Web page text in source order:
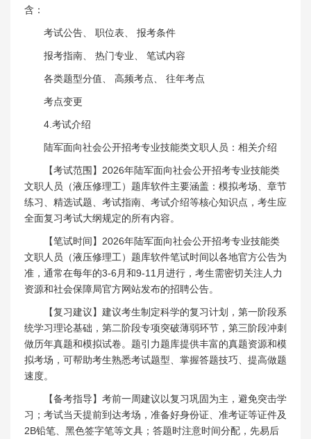
含：
考试公告、 职位表、 报考条件
报考指南、 热门专业、 笔试内容
各类题型分值、 高频考点、 往年考点
考点变更
4.考试介绍
陆军面向社会公开招考专业技能类文职人员：相关介绍
【考试范围】2026年陆军面向社会公开招考专业技能类
文职人员（液压修理工）题库软件主要涵盖：模拟考场、章节
练习、精选试题、考试指南、考试介绍等核心知识点，考生应
全面复习考试大纲规定的所有内容。
【笔试时间】2026年陆军面向社会公开招考专业技能类
文职人员（液压修理工）题库软件笔试时间以各地官方公告为
准，通常在每年的3-6月和9-11月进行，考生需密切关注人力
资源和社会保障局官方网站发布的招聘公告。
【复习建议】建议考生制定科学的复习计划，第一阶段系
统学习理论基础，第二阶段专项突破薄弱环节，第三阶段冲刺
做历年真题和模拟试卷。题引力题库提供丰富的真题资源和模
拟考场，可帮助考生熟悉考试题型、掌握答题技巧、提高做题
速度。
【备考指导】考前一周建议以复习巩固为主，避免突击学
习；考试当天提前到达考场，准备好身份证、准考证等证件及
2B铅笔、黑色签字笔等文具；答题时注意时间分配，先易后